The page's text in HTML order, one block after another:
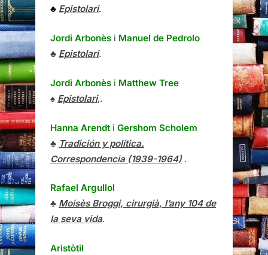
♣ Epistolari.
Jordi Arbonès i Manuel de Pedrolo
♣ Epistolari.
Jordi Arbonès i Matthew Tree
♠ Epistolari,.
Hanna Arendt i Gershom Scholem
♣ Tradición y política.
Correspondencia (1939-1964) .
Rafael Argullol
♣ Moisès Broggi, cirurgià, l’any 104 de
la seva vida.
Aristòtil